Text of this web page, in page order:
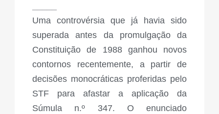
Uma controvérsia que já havia sido
superada antes da promulgação da
Constituição de 1988 ganhou novos
contornos recentemente, a partir de
decisões monocráticas proferidas pelo
STF para afastar a aplicação da
Súmula n.º 347. O enunciado